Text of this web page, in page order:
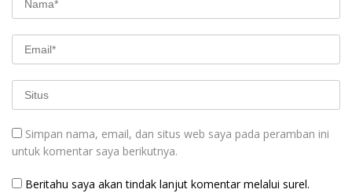
Simpan nama, email, dan situs web saya pada peramban ini
untuk komentar saya berikutnya.
Beritahu saya akan tindak lanjut komentar melalui surel.